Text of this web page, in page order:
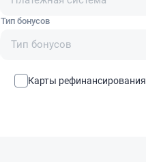
Тип бонусов
Тип бонусов
Карты рефинансирования